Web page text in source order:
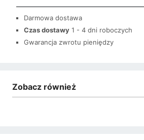
Darmowa dostawa
Czas dostawy 1 - 4 dni roboczych
Gwarancja zwrotu pieniędzy
Zobacz również